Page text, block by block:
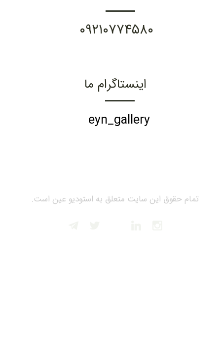
تمام حقوق این سایت متعلق به استودیو عین است.
۰۹۲۱۰۷۷۴۵۸۰
اینستاگرام ما
eyn_gallery